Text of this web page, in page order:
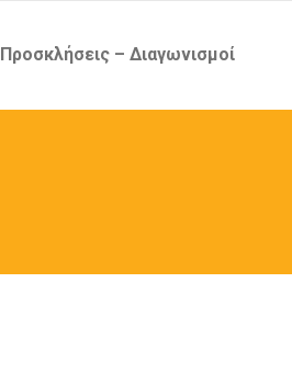
Προσκλήσεις – Διαγωνισμοί